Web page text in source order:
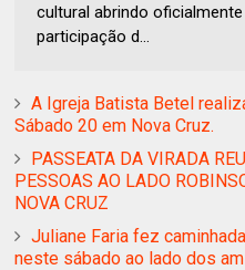
cultural abrindo
participação d...
A Igreja Batista Betel
Sábado 20 em Nova Cruz.
PASSEATA DA VIRADA
PESSOAS AO LADO
NOVA CRUZ
Juliane Faria fez
neste sábado ao lado dos